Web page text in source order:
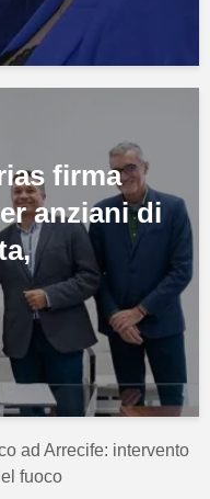
firma
anziani di
ad Arrecife: intervento
fuoco